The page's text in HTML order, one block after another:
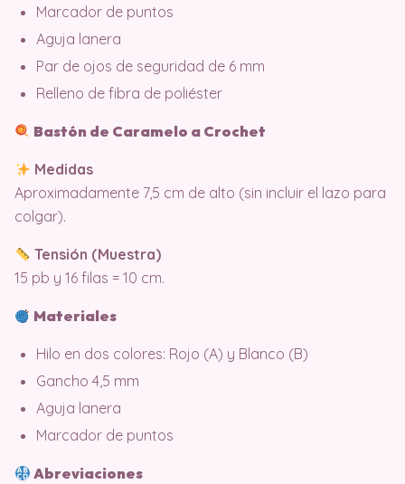
Marcador de puntos
Aguja lanera
Par de ojos de seguridad de 6 mm
Relleno de fibra de poliéster
Bastón de Caramelo a Crochet
Medidas
Aproximadamente 7,5 cm de alto (sin incluir el lazo para
colgar).
Tensión (Muestra)
15 pb y 16 filas = 10 cm.
Materiales
Hilo en dos colores: Rojo (A) y Blanco (B)
Gancho 4,5 mm
Aguja lanera
Marcador de puntos
Abreviaciones